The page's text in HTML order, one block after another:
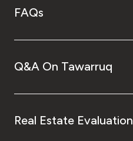
FAQs
Q&A On Tawarruq
Real Estate Evaluation